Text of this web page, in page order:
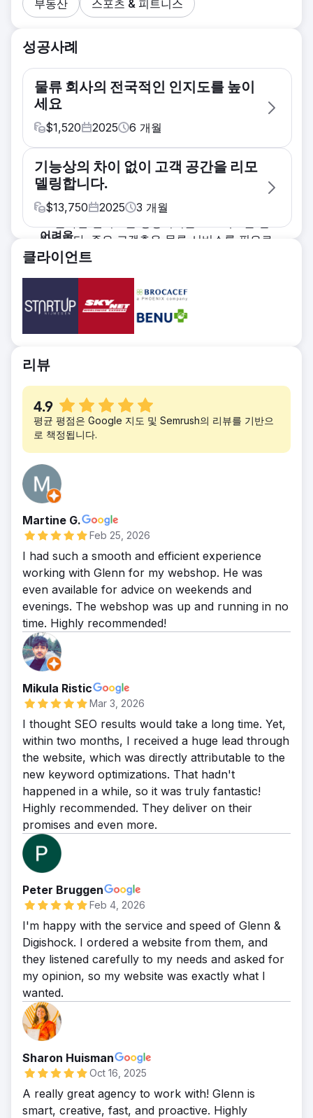
부동산 스포츠 & 피트니스
성공사례
물류 회사의 전국적인 인지도를 높이
세요
$1,520 2025 6 개월
전 세계적으로 사업을 운영하지만 네덜란드에
서는 시장 점유율이 낮은 물류 기업입니다. 네
덜란드 지사를 위한 새로운 웹사이트를 구축하
았습니다. 주요 고객층은 물류 서비스를 필요로
하는 B2B 기업이며, 특히 전자상거래 사업에
구글 검색 결과 상위 노출을 위한 효과적인
SEO 캠페인을 실행합니다. B2B 잠재 고객이
다. 다른 국가로 상품을 발송하고 수령하는 방
법에 대한 개별 랜딩 페이지 콘텐츠 전략을 수
규 및 규정에 대한 자세한 정보를 담은 페이지
를 제작합니다.
결과
니다(기존에는 193개). 월평균 순 방문자 수는
3,900명입니다(기존에는 2,600명).
기능상의 차이 없이 고객 공간을 리모
델링합니다.
$13,750 2025 3 개월
어려움
한 기업 건강 및 의료 회사가 새로운 브랜딩 가
트를 리뉴얼해달라고 디지쇼크에 의뢰했습니
다. 기존 웹사이트에는 고객 맞춤형 빠른 연락
옵션, 지식 기반 및 기타 정보가 포함된 고객 섹
션이 있었습니다.
클라이언트 영역도 새롭게 개편해야 했지만, 클
라이언트 인트라넷에서 클라이언트 영역에 로
그인하는 특수 방식은 유지해야 했습니다. 각
클라이언트는 기존 인증 방식을 통해 고유한 키
를 이미 사용하고 있었습니다. 디지쇼크는 이러
한 고유 키를 활용하여 새로운 인증 시스템을
구축하고, 각 클라이언트 고유 키가 새로운 인
증 방식으로 연결되도록 했습니다.
결과
웹사이트 전체가 최신 브랜드 가이드라인에 맞
춰 대대적인 디자인 개선을 거쳤습니다. 연결된
고객 영역 또한 시각적으로 새롭게 단장했지만,
사용자 기능은 그대로 유지했습니다. 또한, 백
그라운드에서 고객 영역의 속도, 보안 및 안정
성이 이전보다 향상되었습니다.
클라이언트
리뷰
4.9
평균 평점은 Google 지도 및 Semrush의 리뷰를 기반으
로 책정됩니다.
Martine G.
Feb 25, 2026
I had such a smooth and efficient experience
working with Glenn for my webshop. He was
even available for advice on weekends and
evenings. The webshop was up and running in no
time. Highly recommended!
Mikula Ristic
Mar 3, 2026
I thought SEO results would take a long time. Yet,
within two months, I received a huge lead through
the website, which was directly attributable to the
new keyword optimizations. That hadn't
happened in a while, so it was truly fantastic!
Highly recommended. They deliver on their
promises and even more.
Peter Bruggen
Feb 4, 2026
I'm happy with the service and speed of Glenn &
Digishock. I ordered a website from them, and
they listened carefully to my needs and asked for
my opinion, so my website was exactly what I
wanted.
Sharon Huisman
Oct 16, 2025
A really great agency to work with! Glenn is
smart, creative, fast, and proactive. Highly